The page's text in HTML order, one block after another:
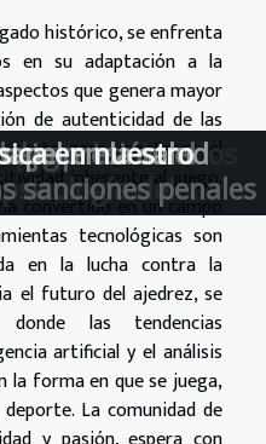
histórico, se enfrenta
en su adaptación a la
que genera mayor
de autenticidad de las
para mantener el
inherente al juego.
convertido en un campo
tecnológicas son
en la lucha contra la
el futuro del ajedrez, se
las tendencias
artificial y el análisis
la forma en que se juega,
La comunidad de
para dominar los
del
con
presión: el
sanciones penales
en la salud
en nuestro